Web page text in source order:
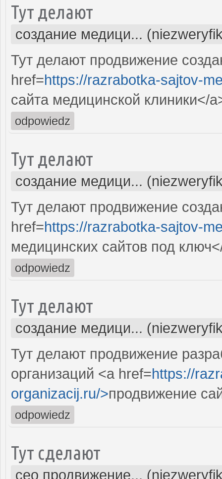
Тут делают
создание медици...
Тут делают продвижение
href=https://razrabotka-sajtov-
сайта медицинской клиники</
odpowiedz
Тут делают
создание медици...
Тут делают продвижение
href=https://razrabotka-sajtov-
медицинских сайтов под
odpowiedz
Тут делают
создание медици...
Тут делают продвижение
организаций <a href=https://
organizacij.ru/>продвижение
odpowiedz
Тут сделают
сео продвижение...